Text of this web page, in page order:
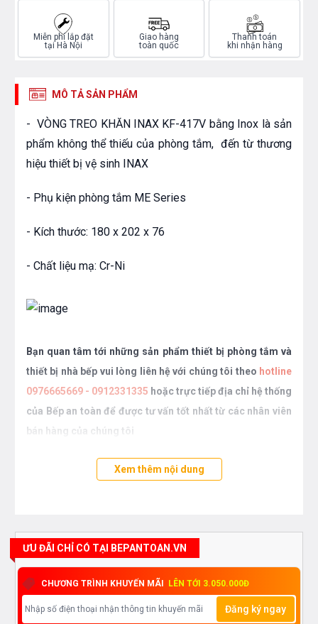
Miễn phí lắp đặt
tại Hà Nội
Giao hàng
toàn quốc
Thanh toán
khi nhận hàng
MÔ TẢ SẢN PHẨM
- VÒNG TREO KHĂN INAX KF-417V bằng Inox là sản
phẩm không thể thiếu của phòng tắm, đến từ thương
hiệu thiết bị vệ sinh INAX
- Phụ kiện phòng tắm ME Series
- Kích thước: 180 x 202 x 76
- Chất liệu mạ: Cr-Ni
Bạn quan tâm tới những sản phẩm thiết bị phòng tắm và
thiết bị nhà bếp vui lòng liên hệ với chúng tôi theo hotline
0976665669 - 0912331335 hoặc trực tiếp địa chỉ hệ thống
của Bếp an toàn để được tư vấn tốt nhất từ các nhân viên
bán hàng của chúng tôi
Xem thêm nội dung
ƯU ĐÃI CHỈ CÓ TẠI BEPANTOAN.VN
CHƯƠNG TRÌNH KHUYẾN MÃI LÊN TỚI 3.050.000Đ
Đăng ký ngay